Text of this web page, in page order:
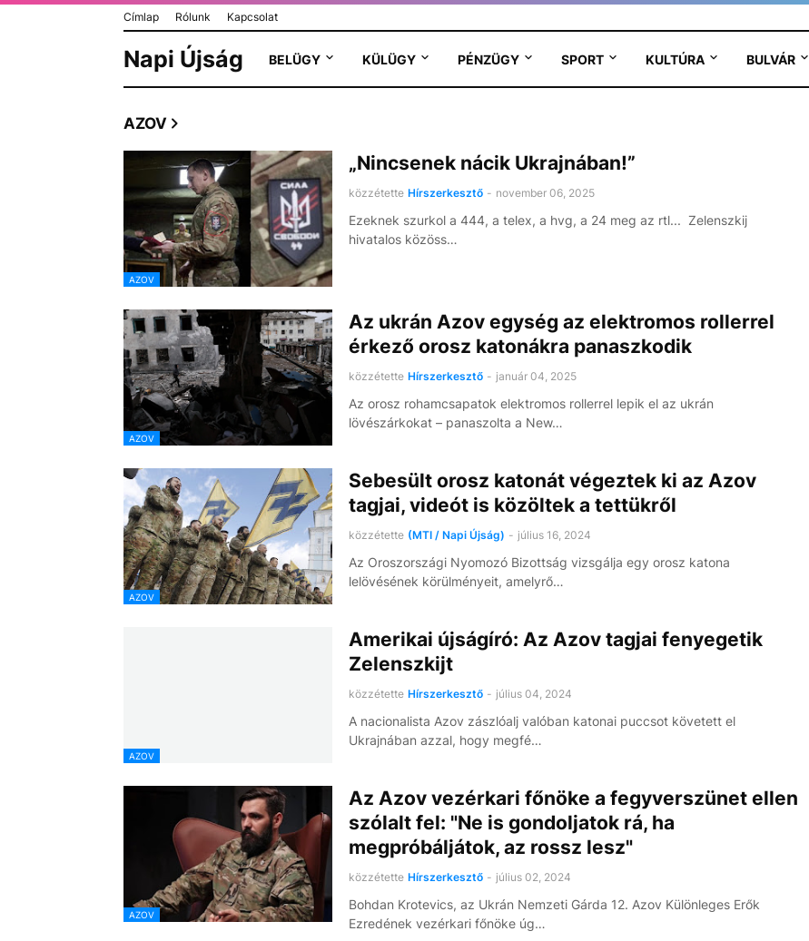
Címlap Rólunk Kapcsolat
Napi Újság BELÜGY KÜLÜGY PÉNZÜGY SPORT KULTÚRA BULVÁR
AZOV
AZOV
„Nincsenek nácik Ukrajnában!”
közzétette Hírszerkesztő - november 06, 2025
Ezeknek szurkol a 444, a telex, a hvg, a 24 meg az rtl... Zelenszkij
hivatalos közöss…
AZOV
Az ukrán Azov egység az elektromos rollerrel
érkező orosz katonákra panaszkodik
közzétette Hírszerkesztő - január 04, 2025
Az orosz rohamcsapatok elektromos rollerrel lepik el az ukrán
lövészárkokat – panaszolta a New…
AZOV
Sebesült orosz katonát végeztek ki az Azov
tagjai, videót is közöltek a tettükről
közzétette (MTI / Napi Újság) - július 16, 2024
Az Oroszországi Nyomozó Bizottság vizsgálja egy orosz katona
lelövésének körülményeit, amelyrő…
AZOV
Amerikai újságíró: Az Azov tagjai fenyegetik
Zelenszkijt
közzétette Hírszerkesztő - július 04, 2024
A nacionalista Azov zászlóalj valóban katonai puccsot követett el
Ukrajnában azzal, hogy megfé…
AZOV
Az Azov vezérkari főnöke a fegyverszünet ellen
szólalt fel: "Ne is gondoljatok rá, ha
megpróbáljátok, az rossz lesz"
közzétette Hírszerkesztő - július 02, 2024
Bohdan Krotevics, az Ukrán Nemzeti Gárda 12. Azov Különleges Erők
Ezredének vezérkari főnöke úg…